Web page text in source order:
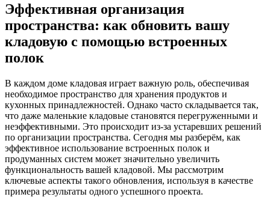
Эффективная организация
пространства: как обновить вашу
кладовую с помощью встроенных
полок
В каждом доме кладовая играет важную роль, обеспечивая
необходимое пространство для хранения продуктов и
кухонных принадлежностей. Однако часто складывается так,
что даже маленькие кладовые становятся перегруженными и
неэффективными. Это происходит из-за устаревших решений
по организации пространства. Сегодня мы разберём, как
эффективное использование встроенных полок и
продуманных систем может значительно увеличить
функциональность вашей кладовой. Мы рассмотрим
ключевые аспекты такого обновления, используя в качестве
примера результаты одного успешного проекта.